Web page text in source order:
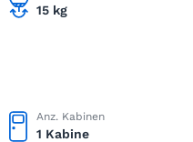
15 kg
Anz. Kabinen
1 Kabine